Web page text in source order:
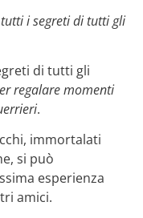
tutti i segreti di tutti gli
di tutti gli
regalare momenti
.
immortalati
si può
esperienza
amici.